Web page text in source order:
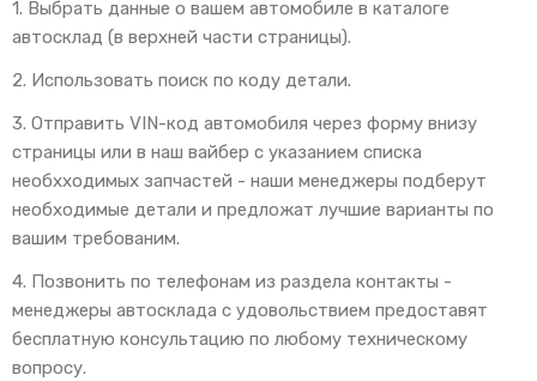
1. Выбрать данные о вашем автомобиле в каталоге
автосклад (в верхней части страницы).
2. Использовать поиск по коду детали.
3. Отправить VIN-код автомобиля через форму внизу
страницы или в наш вайбер с указанием списка
необхходимых запчастей - наши менеджеры подберут
необходимые детали и предложат лучшие варианты по
вашим требованим.
4. Позвонить по телефонам из раздела контакты -
менеджеры автосклада с удовольствием предоставят
бесплатную консультацию по любому техническому
вопросу.